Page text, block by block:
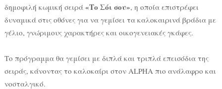
δημοφιλή κωμική σειρά «Το Σόι σου», η οποία επιστρέφει
δυναμικά στις οθόνες για να γεμίσει τα καλοκαιρινά βράδια με
γέλιο, γνώριμους χαρακτήρες και οικογενειακές γκάφες.
Το πρόγραμμα θα γεμίσει με διπλά και τριπλά επεισόδια της
σειράς, κάνοντας το καλοκαίρι στον ALPHA πιο ανάλαφρο και
νοσταλγικό.